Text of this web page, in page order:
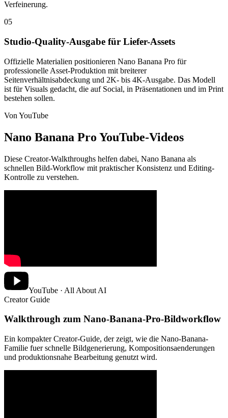
Verfeinerung.
05
Studio-Quality-Ausgabe für Liefer-Assets
Offizielle Materialien positionieren Nano Banana Pro für
professionelle Asset-Produktion mit breiterer
Seitenverhältnisabdeckung und 2K- bis 4K-Ausgabe. Das Modell
ist für Visuals gedacht, die auf Social, in Präsentationen und im Print
bestehen sollen.
Von YouTube
Nano Banana Pro YouTube-Videos
Diese Creator-Walkthroughs helfen dabei, Nano Banana als
schnellen Bild-Workflow mit praktischer Konsistenz und Editing-
Kontrolle zu verstehen.
YouTube · All About AI
Creator Guide
Walkthrough zum Nano-Banana-Pro-Bildworkflow
Ein kompakter Creator-Guide, der zeigt, wie die Nano-Banana-
Familie fuer schnelle Bildgenerierung, Kompositionsaenderungen
und produktionsnahe Bearbeitung genutzt wird.